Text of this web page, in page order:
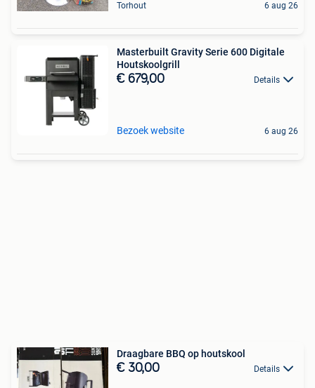
Torhout 6 aug 26
Masterbuilt Gravity Serie 600 Digitale
Houtskoolgrill
€ 679,00 Details
Bezoek website 6 aug 26
Draagbare BBQ op houtskool
€ 30,00 Details